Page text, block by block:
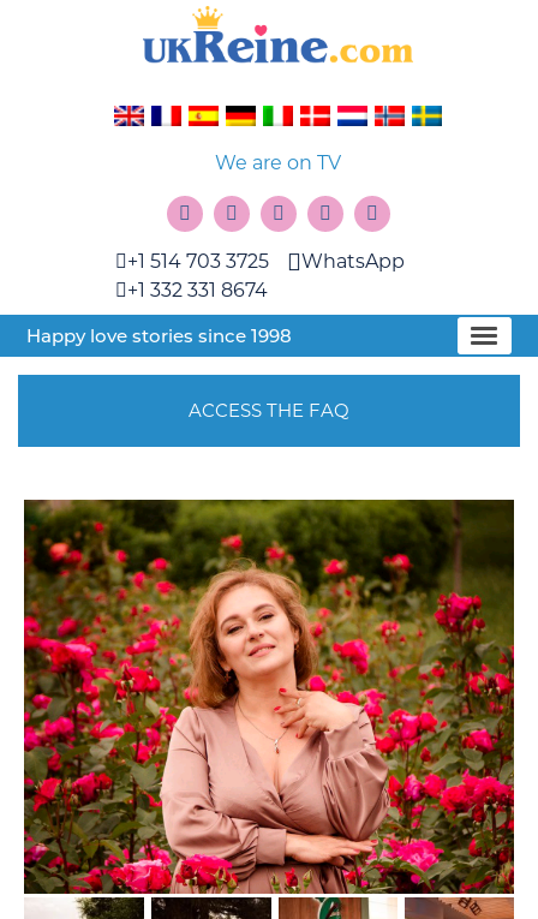
We are on TV
+1 514 703 3725
+1 332 331 8674
WhatsApp
Happy love stories since 1998
ACCESS THE FAQ